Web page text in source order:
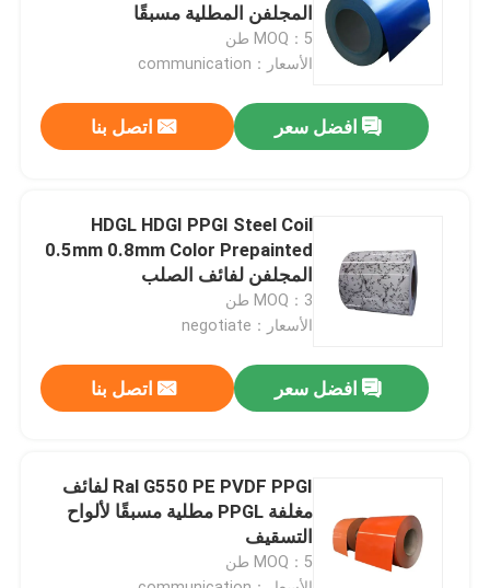
المجلفن المطلية مسبقًا
MOQ：5 طن
الأسعار：communication
افضل سعر اتصل بنا
HDGL HDGI PPGI Steel Coil
0.5mm 0.8mm Color Prepainted
المجلفن لفائف الصلب
MOQ：3 طن
الأسعار：negotiate
افضل سعر اتصل بنا
Ral G550 PE PVDF PPGI لفائف
مغلفة PPGL مطلية مسبقًا لألواح
التسقيف
MOQ：5 طن